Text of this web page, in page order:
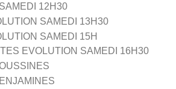
12H30
SAMEDI 13H30
SAMEDI 15H
EVOLUTION SAMEDI 16H30